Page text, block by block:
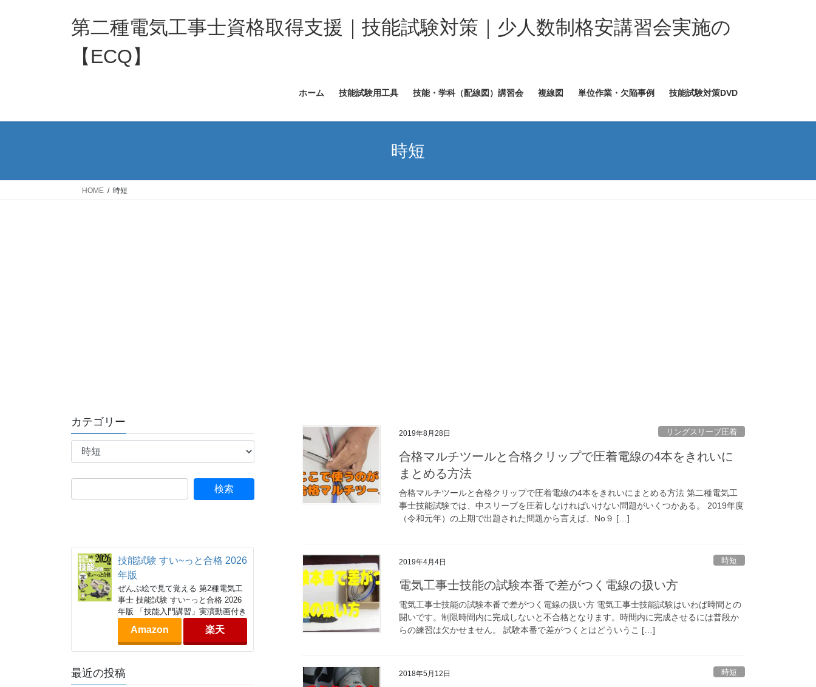
ッ
移
第二種電気工事士資格取得支援｜技能試験対策｜少人数制格安講習会実施の
【ECQ】
ホーム 技能試験用工具 技能・学科（配線図）講習会 複線図 単位作業・欠陥事例 技能試験対策DVD
時短
HOME 時短
2019年8月28日 リングスリーブ圧着
合格マルチツールと合格クリップで圧着電線の4本をきれいに
まとめる方法
合格マルチツールと合格クリップで圧着電線の4本をきれいにまとめる方法 第二種電気工
事士技能試験では、中スリーブを圧着しなければいけない問題がいくつかある。 2019年度
（令和元年）の上期で出題された問題から言えば、No９ […]
2019年4月4日 時短
電気工事士技能の試験本番で差がつく電線の扱い方
電気工事士技能の試験本番で差がつく電線の扱い方 電気工事士技能試験はいわば時間との
闘いです。制限時間内に完成しないと不合格となります。時間内に完成させるには普段か
らの練習は欠かせません。 試験本番で差がつくとはどういうこ […]
2018年5月12日 時短
カテゴリー
テ
技能試験 すい~っと合格 2026
年版
ぜんぶ絵で見て覚える 第2種電気工
事士 技能試験 すい~っと合格 2026
年版 「技能入門講習」実演動画付き
Amazon 楽天
最近の投稿